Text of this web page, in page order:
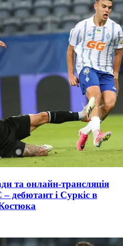
та онлайн-трансляція
– дебютант і Суркіс в